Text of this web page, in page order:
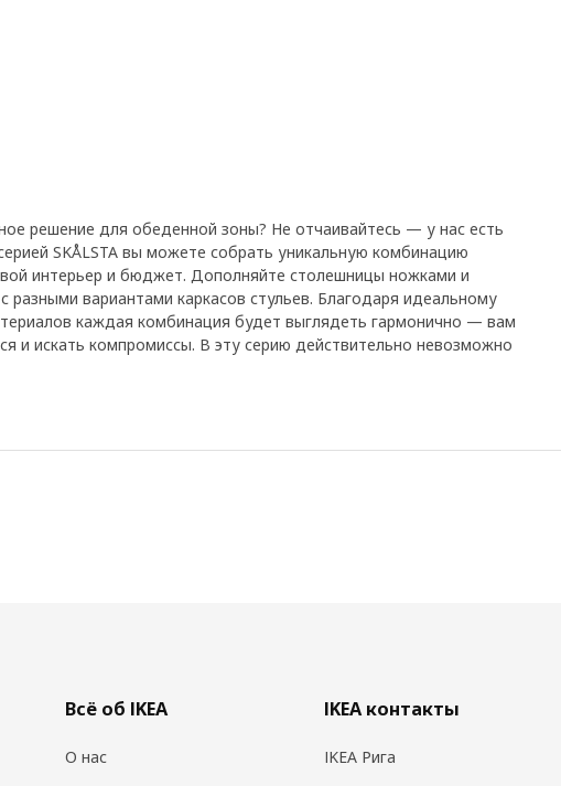
решение для обеденной зоны? Не отчаивайтесь — у нас есть
SKÅLSTA вы можете собрать уникальную комбинацию
интерьер и бюджет. Дополняйте столешницы ножками и
разными вариантами каркасов стульев. Благодаря идеальному
каждая комбинация будет выглядеть гармонично — вам
и искать компромиссы. В эту серию действительно невозможно
Всё об IKEA
О нас
IKEA контакты
IKEA Рига